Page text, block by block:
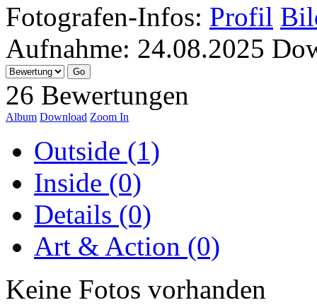
Fotografen-Infos: Profil
Aufnahme: 24.08.2025
26 Bewertungen
Album Download Zoom In
Outside (1)
Inside (0)
Details (0)
Art & Action (0)
Keine Fotos vorhanden